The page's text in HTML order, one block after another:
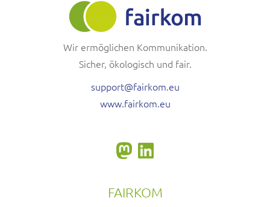
Wir ermöglichen Kommunikation.
Sicher, ökologisch und fair.
support@fairkom.eu
www.fairkom.eu
FAIRKOM